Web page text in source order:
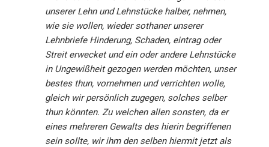
unserer Lehn und Lehnstücke halber, nehmen,
wie sie wollen, wieder sothaner unserer
Lehnbriefe Hinderung, Schaden, eintrag oder
Streit erwecket und ein oder andere Lehnstücke
in Ungewißheit gezogen werden möchten, unser
bestes thun, vornehmen und verrichten wolle,
gleich wir persönlich zugegen, solches selber
thun könnten. Zu welchen allen sonsten, da er
eines mehreren Gewalts des hierin begriffenen
sein sollte, wir ihm den selben hiermit jetzt als